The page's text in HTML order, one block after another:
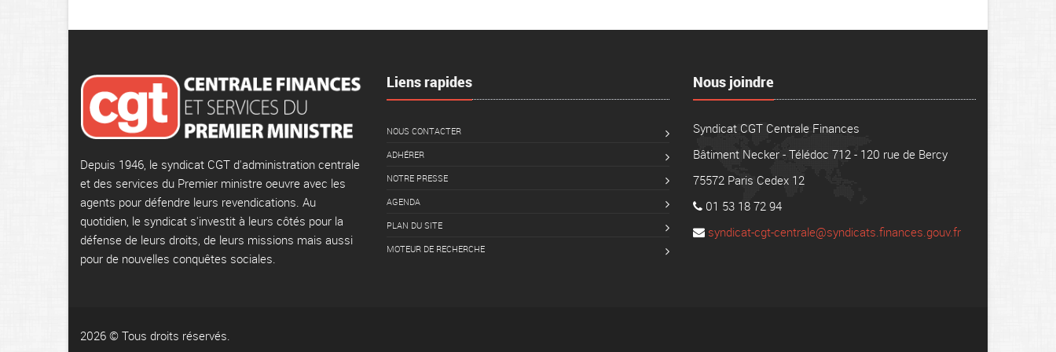
Depuis 1946, le syndicat CGT d'administration centrale
et des services du Premier ministre oeuvre avec les
agents pour défendre leurs revendications. Au
quotidien, le syndicat s'investit à leurs côtés pour la
défense de leurs droits, de leurs missions mais aussi
pour de nouvelles conquêtes sociales.
Liens rapides
NOUS CONTACTER
ADHÉRER
NOTRE PRESSE
AGENDA
PLAN DU SITE
MOTEUR DE RECHERCHE
Nous joindre
Syndicat CGT Centrale Finances
Bâtiment Necker - Télédoc 712 - 120 rue de Bercy
75572 Paris Cedex 12
01 53 18 72 94
syndicat-cgt-centrale@syndicats.finances.gouv.fr
2026 © Tous droits réservés.